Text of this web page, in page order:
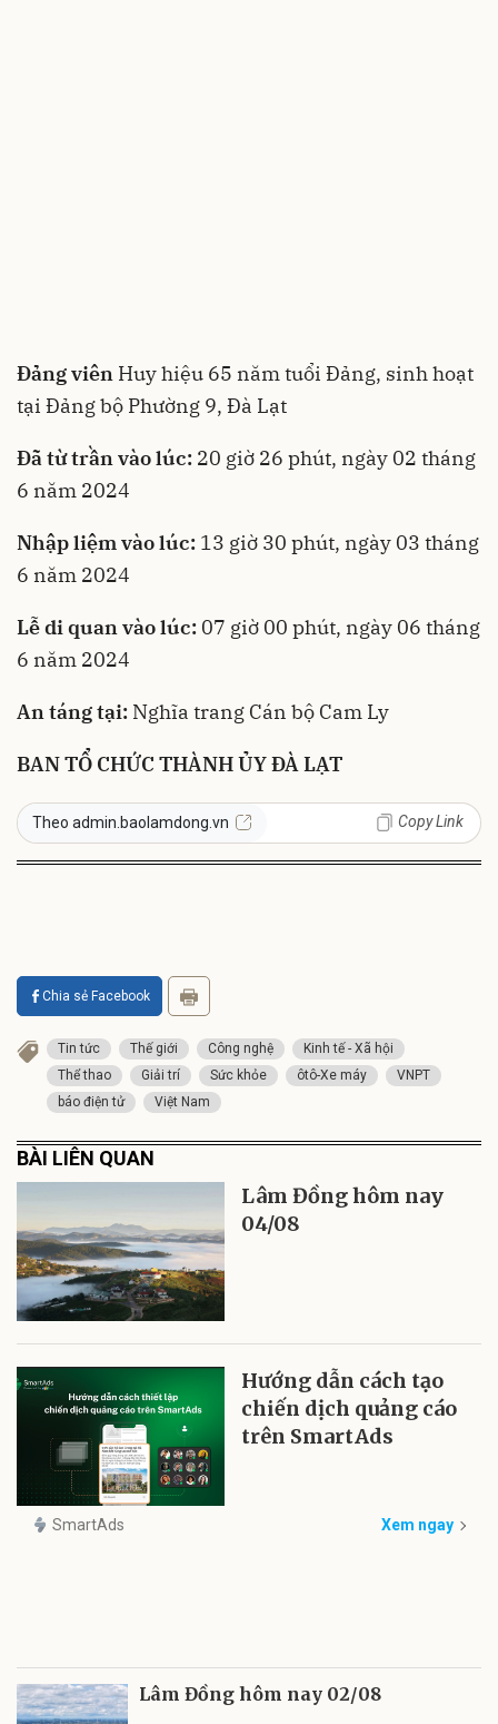
Đảng viên Huy hiệu 65 năm tuổi Đảng, sinh hoạt
tại Đảng bộ Phường 9, Đà Lạt
Đã từ trần vào lúc: 20 giờ 26 phút, ngày 02 tháng
6 năm 2024
Nhập liệm vào lúc: 13 giờ 30 phút, ngày 03 tháng
6 năm 2024
Lễ di quan vào lúc: 07 giờ 00 phút, ngày 06 tháng
6 năm 2024
An táng tại: Nghĩa trang Cán bộ Cam Ly
BAN TỔ CHỨC THÀNH ỦY ĐÀ LẠT
Theo admin.baolamdong.vn Copy Link
Chia sẻ Facebook
Tin tức Thế giới Công nghệ
Kinh tế - Xã hội
Thể thao
Giải trí Sức khỏe ôtô-Xe máy
VNPT
báo điện tử
Việt Nam
BÀI LIÊN QUAN
Lâm Đồng hôm nay
04/08
Hướng dẫn cách tạo
chiến dịch quảng cáo
trên SmartAds
SmartAds Xem ngay
Lâm Đồng hôm nay 02/08